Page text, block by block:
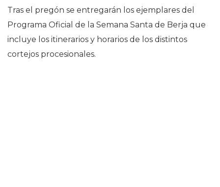
Tras el pregón se entregarán los ejemplares del
Programa Oficial de la Semana Santa de Berja que
incluye los itinerarios y horarios de los distintos
cortejos procesionales.